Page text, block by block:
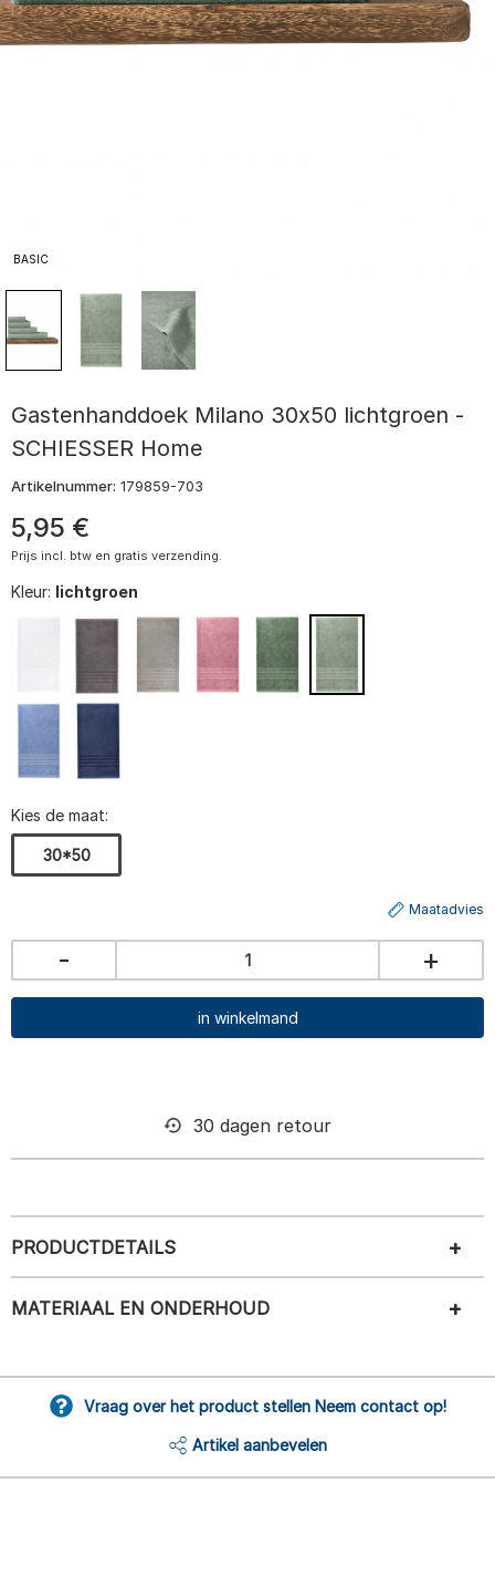
BASIC
Gastenhanddoek Milano 30x50 lichtgroen -
SCHIESSER Home
Artikelnummer: 179859-703
5,95 €
Prijs incl. btw en gratis verzending.
Kleur: lichtgroen
Kies de maat:
30*50
Maatadvies
- +
in winkelmand
30 dagen retour
PRODUCTDETAILS
MATERIAAL EN ONDERHOUD
Vraag over het product stellen Neem contact op!
Artikel aanbevelen